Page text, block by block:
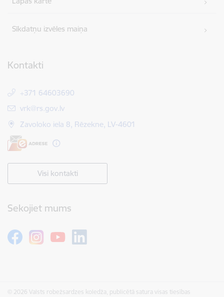
Sīkdatņu izvēles maiņa
Kontakti
+371 64603690
E-pasts:
vrk@rs.gov.lv
Zavoloko iela 8, Rēzekne, LV-4601
Visi kontakti
Sekojiet mums
© 2026 Valsts robežsardzes koledža, publicētā satura visas tiesības